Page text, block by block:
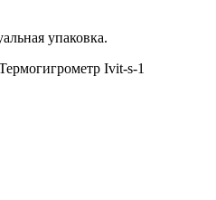
упаковка.
Ivit-s-1